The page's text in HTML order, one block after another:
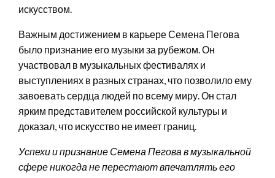
искусством.
Важным достижением в карьере Семена Пегова
было признание его музыки за рубежом. Он
участвовал в музыкальных фестивалях и
выступлениях в разных странах, что позволило ему
завоевать сердца людей по всему миру. Он стал
ярким представителем российской культуры и
доказал, что искусство не имеет границ.
Успехи и признание Семена Пегова в музыкальной
сфере никогда не перестают впечатлять его